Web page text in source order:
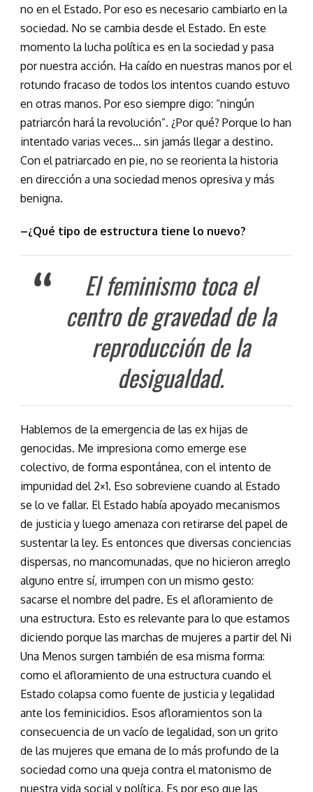
no en el Estado. Por eso es necesario cambiarlo en la
sociedad. No se cambia desde el Estado. En este
momento la lucha política es en la sociedad y pasa
por nuestra acción. Ha caído en nuestras manos por el
rotundo fracaso de todos los intentos cuando estuvo
en otras manos. Por eso siempre digo: “ningún
patriarcón hará la revolución”. ¿Por qué? Porque lo han
intentado varias veces… sin jamás llegar a destino.
Con el patriarcado en pie, no se reorienta la historia
en dirección a una sociedad menos opresiva y más
benigna.
–¿Qué tipo de estructura tiene lo nuevo?
El feminismo toca el
centro de gravedad de la
reproducción de la
desigualdad.
Hablemos de la emergencia de las ex hijas de
genocidas. Me impresiona como emerge ese
colectivo, de forma espontánea, con el intento de
impunidad del 2×1. Eso sobreviene cuando al Estado
se lo ve fallar. El Estado había apoyado mecanismos
de justicia y luego amenaza con retirarse del papel de
sustentar la ley. Es entonces que diversas conciencias
dispersas, no mancomunadas, que no hicieron arreglo
alguno entre sí, irrumpen con un mismo gesto:
sacarse el nombre del padre. Es el afloramiento de
una estructura. Esto es relevante para lo que estamos
diciendo porque las marchas de mujeres a partir del Ni
Una Menos surgen también de esa misma forma:
como el afloramiento de una estructura cuando el
Estado colapsa como fuente de justicia y legalidad
ante los feminicidios. Esos afloramientos son la
consecuencia de un vacío de legalidad, son un grito
de las mujeres que emana de lo más profundo de la
sociedad como una queja contra el matonismo de
nuestra vida social y política. Es por eso que las